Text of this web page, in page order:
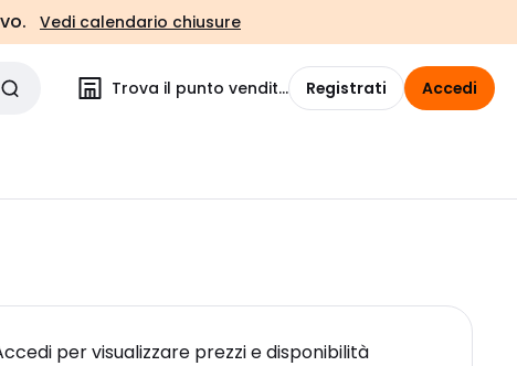
Vedi calendario chiusure
Trova il punto vendita Registrati Accedi
per visualizzare prezzi e disponibilità